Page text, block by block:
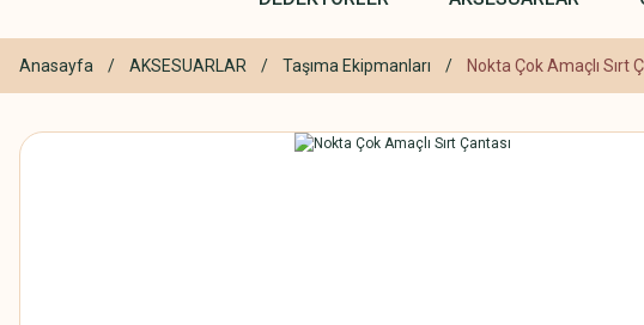
Anasayfa AKSESUARLAR Taşıma Ekipmanları Nokta Çok Amaçlı Sırt